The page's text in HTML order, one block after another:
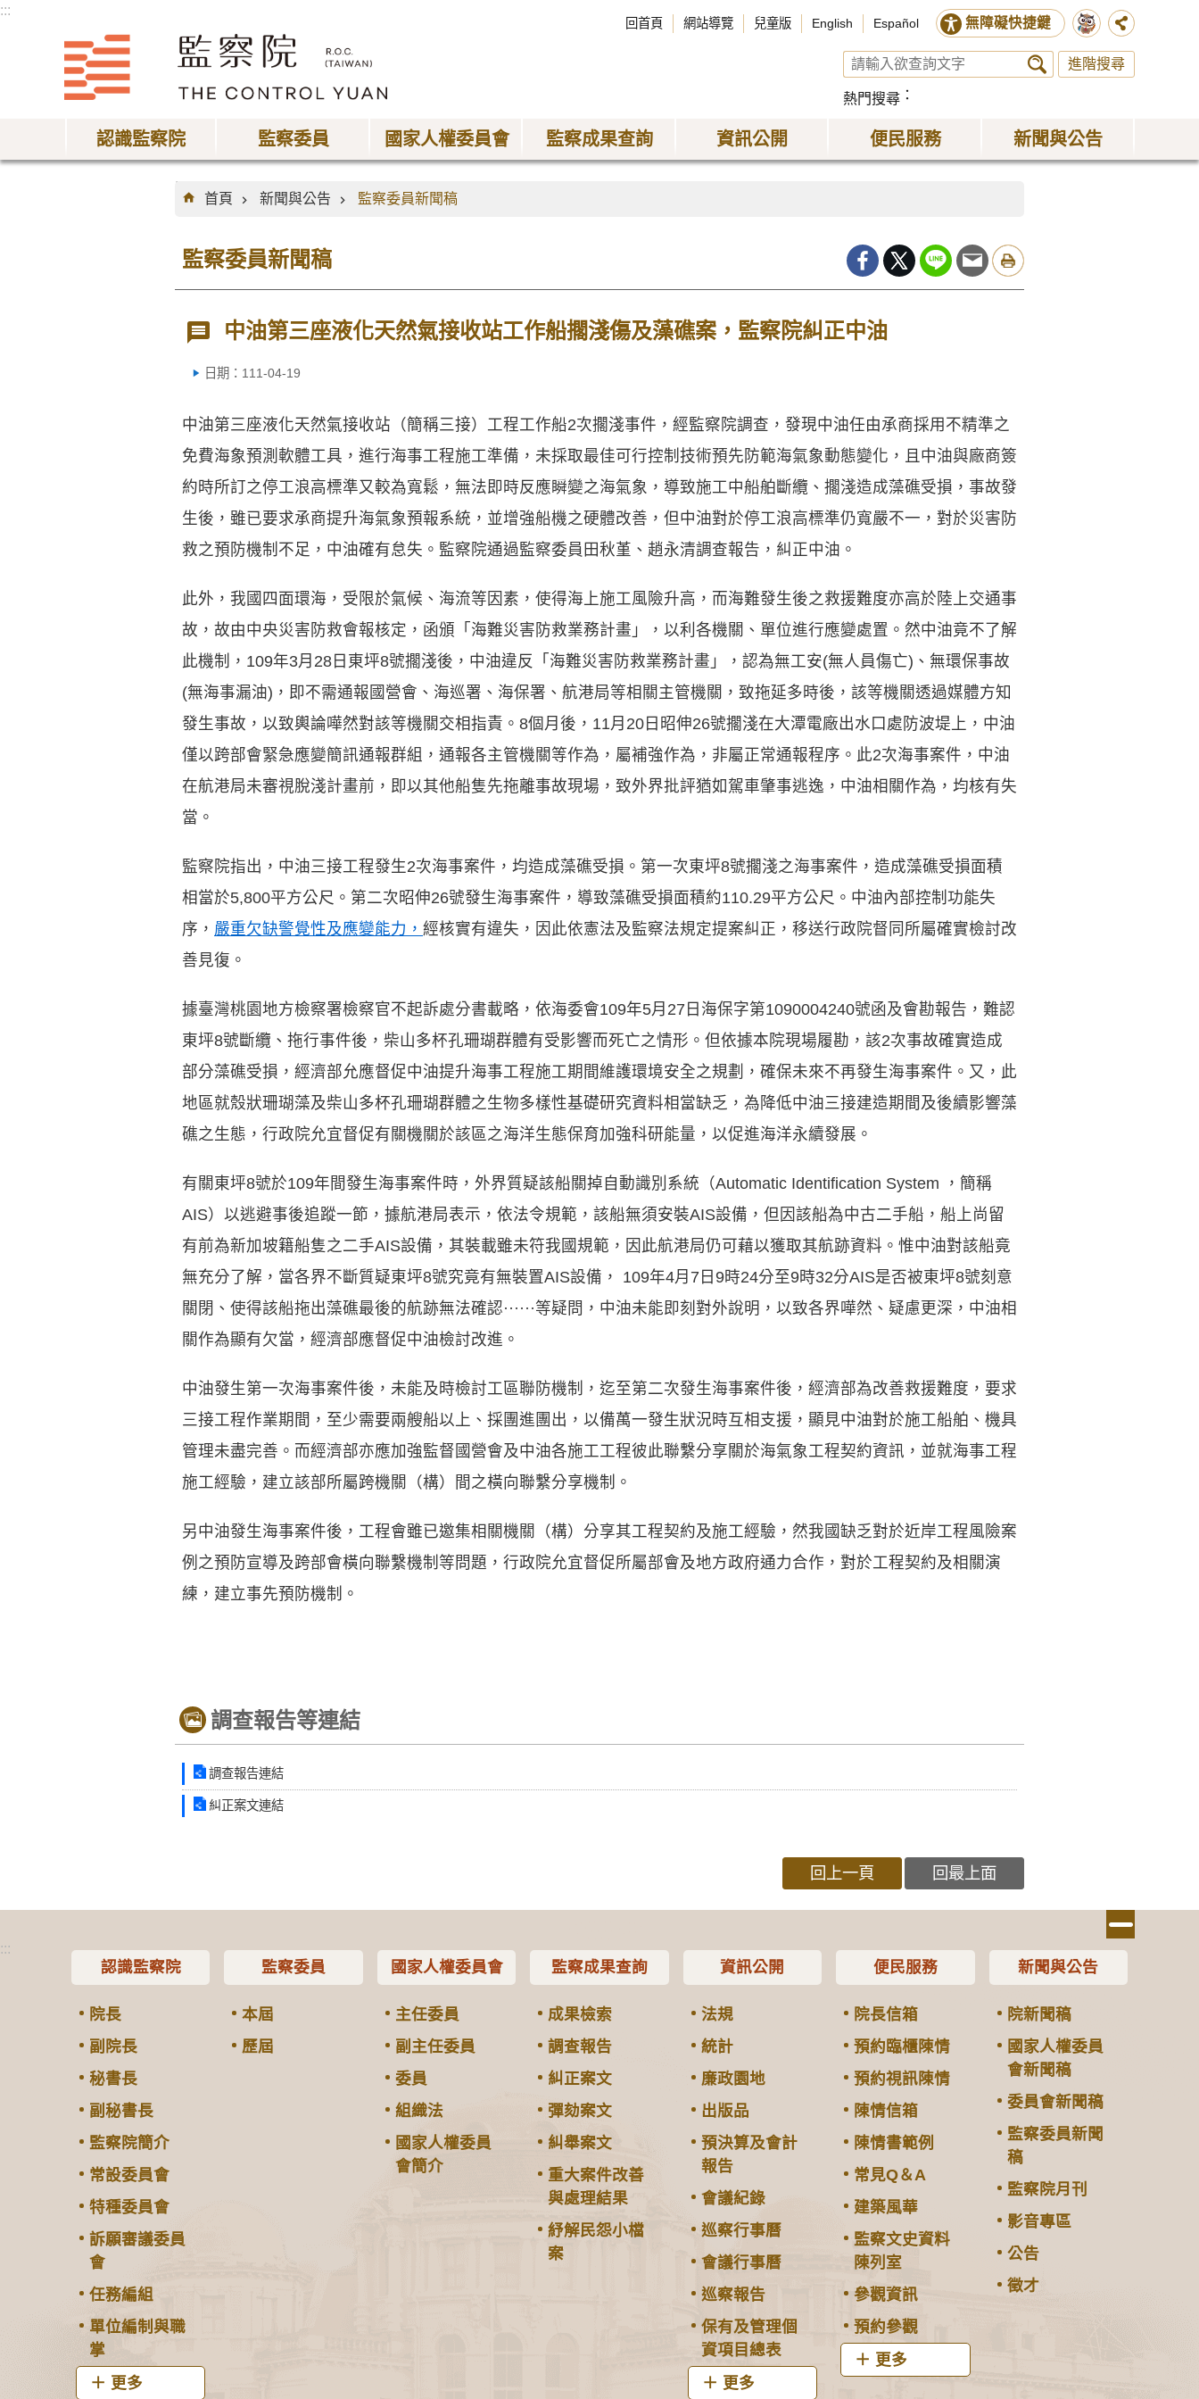
:::
回首頁 網站導覽 兒童版 English Español 無障礙快捷鍵
進階搜尋
熱門搜尋
認識監察院 監察委員 國家人權委員會 監察成果查詢 資訊公開 便民服務 新聞與公告
:::
首頁
新聞與公告 監察委員新聞稿
監察委員新聞稿
中油第三座液化天然氣接收站工作船擱淺傷及藻礁案，監察院糾正中油
日期：111-04-19
中油第三座液化天然氣接收站（簡稱三接）工程工作船2次擱淺事件，經監察院調查，發現中油任由承商採用不精準之
免費海象預測軟體工具，進行海事工程施工準備，未採取最佳可行控制技術預先防範海氣象動態變化，且中油與廠商簽
約時所訂之停工浪高標準又較為寬鬆，無法即時反應瞬變之海氣象，導致施工中船舶斷纜、擱淺造成藻礁受損，事故發
生後，雖已要求承商提升海氣象預報系統，並增強船機之硬體改善，但中油對於停工浪高標準仍寬嚴不一，對於災害防
救之預防機制不足，中油確有怠失。監察院通過監察委員田秋堇、趙永清調查報告，糾正中油。
此外，我國四面環海，受限於氣候、海流等因素，使得海上施工風險升高，而海難發生後之救援難度亦高於陸上交通事
故，故由中央災害防救會報核定，函頒「海難災害防救業務計畫」，以利各機關、單位進行應變處置。然中油竟不了解
此機制，109年3月28日東坪8號擱淺後，中油違反「海難災害防救業務計畫」，認為無工安(無人員傷亡)、無環保事故
(無海事漏油)，即不需通報國營會、海巡署、海保署、航港局等相關主管機關，致拖延多時後，該等機關透過媒體方知
發生事故，以致輿論嘩然對該等機關交相指責。8個月後，11月20日昭伸26號擱淺在大潭電廠出水口處防波堤上，中油
僅以跨部會緊急應變簡訊通報群組，通報各主管機關等作為，屬補強作為，非屬正常通報程序。此2次海事案件，中油
在航港局未審視脫淺計畫前，即以其他船隻先拖離事故現場，致外界批評猶如駕車肇事逃逸，中油相關作為，均核有失
當。
監察院指出，中油三接工程發生2次海事案件，均造成藻礁受損。第一次東坪8號擱淺之海事案件，造成藻礁受損面積
相當於5,800平方公尺。第二次昭伸26號發生海事案件，導致藻礁受損面積約110.29平方公尺。中油內部控制功能失
序， 嚴重欠缺警覺性及應變能力， 經核實有違失，因此依憲法及監察法規定提案糾正，移送行政院督同所屬確實檢討改
善見復。
據臺灣桃園地方檢察署檢察官不起訴處分書載略，依海委會109年5月27日海保字第1090004240號函及會勘報告，難認
東坪8號斷纜、拖行事件後，柴山多杯孔珊瑚群體有受影響而死亡之情形。但依據本院現場履勘，該2次事故確實造成
部分藻礁受損，經濟部允應督促中油提升海事工程施工期間維護環境安全之規劃，確保未來不再發生海事案件。又，此
地區就殼狀珊瑚藻及柴山多杯孔珊瑚群體之生物多樣性基礎研究資料相當缺乏，為降低中油三接建造期間及後續影響藻
礁之生態，行政院允宜督促有關機關於該區之海洋生態保育加強科研能量，以促進海洋永續發展。
有關東坪8號於109年間發生海事案件時，外界質疑該船關掉自動識別系統（Automatic Identification System ，簡稱
AIS）以逃避事後追蹤一節，據航港局表示，依法令規範，該船無須安裝AIS設備，但因該船為中古二手船，船上尚留
有前為新加坡籍船隻之二手AIS設備，其裝載雖未符我國規範，因此航港局仍可藉以獲取其航跡資料。惟中油對該船竟
無充分了解，當各界不斷質疑東坪8號究竟有無裝置AIS設備， 109年4月7日9時24分至9時32分AIS是否被東坪8號刻意
關閉、使得該船拖出藻礁最後的航跡無法確認······等疑問，中油未能即刻對外說明，以致各界嘩然、疑慮更深，中油相
關作為顯有欠當，經濟部應督促中油檢討改進。
中油發生第一次海事案件後，未能及時檢討工區聯防機制，迄至第二次發生海事案件後，經濟部為改善救援難度，要求
三接工程作業期間，至少需要兩艘船以上、採團進團出，以備萬一發生狀況時互相支援，顯見中油對於施工船舶、機具
管理未盡完善。而經濟部亦應加強監督國營會及中油各施工工程彼此聯繫分享關於海氣象工程契約資訊，並就海事工程
施工經驗，建立該部所屬跨機關（構）間之橫向聯繫分享機制。
另中油發生海事案件後，工程會雖已邀集相關機關（構）分享其工程契約及施工經驗，然我國缺乏對於近岸工程風險案
例之預防宣導及跨部會橫向聯繫機制等問題，行政院允宜督促所屬部會及地方政府通力合作，對於工程契約及相關演
練，建立事先預防機制。
調查報告等連結
調查報告連結
糾正案文連結
回上一頁 回最上面
:::
認識監察院
院長
副院長
秘書長
副秘書長
監察院簡介
常設委員會
特種委員會
訴願審議委員
會
任務編組
單位編制與職
掌
更多
監察委員
本屆
歷屆
國家人權委員會
主任委員
副主任委員
委員
組織法
國家人權委員
會簡介
監察成果查詢
成果檢索
調查報告
糾正案文
彈劾案文
糾舉案文
重大案件改善
與處理結果
紓解民怨小檔
案
資訊公開
法規
統計
廉政園地
出版品
預決算及會計
報告
會議紀錄
巡察行事曆
會議行事曆
巡察報告
保有及管理個
資項目總表
更多
便民服務
院長信箱
預約臨櫃陳情
預約視訊陳情
陳情信箱
陳情書範例
常見Q＆A
建築風華
監察文史資料
陳列室
參觀資訊
預約參觀
更多
新聞與公告
院新聞稿
國家人權委員
會新聞稿
委員會新聞稿
監察委員新聞
稿
監察院月刊
影音專區
公告
徵才